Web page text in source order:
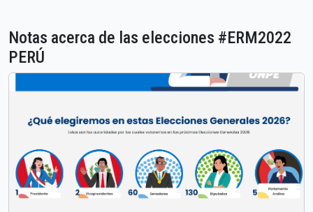
Notas acerca de las elecciones #ERM2022
PERÚ